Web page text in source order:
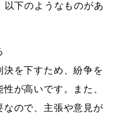
以下のようなものがあ
を下すため、紛争を
が高いです。また、
なので、主張や意見が